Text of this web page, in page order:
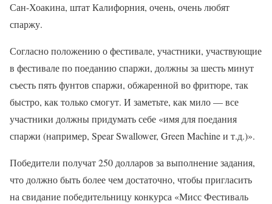
Сан-Хоакина, штат Калифорния, очень, очень любят
спаржу.
Согласно положению о фестивале, участники, участвующие
в фестивале по поеданию спаржи, должны за шесть минут
съесть пять фунтов спаржи, обжаренной во фритюре, так
быстро, как только смогут. И заметьте, как мило — все
участники должны придумать себе «имя для поедания
спаржи (например, Spear Swallower, Green Machine и т.д.)».
Победители получат 250 долларов за выполнение задания,
что должно быть более чем достаточно, чтобы пригласить
на свидание победительницу конкурса «Мисс Фестиваль